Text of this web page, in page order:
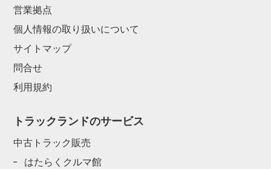
営業拠点
個人情報の取り扱いについて
サイトマップ
問合せ
利用規約
トラックランドのサービス
中古トラック販売
はたらくクルマ館